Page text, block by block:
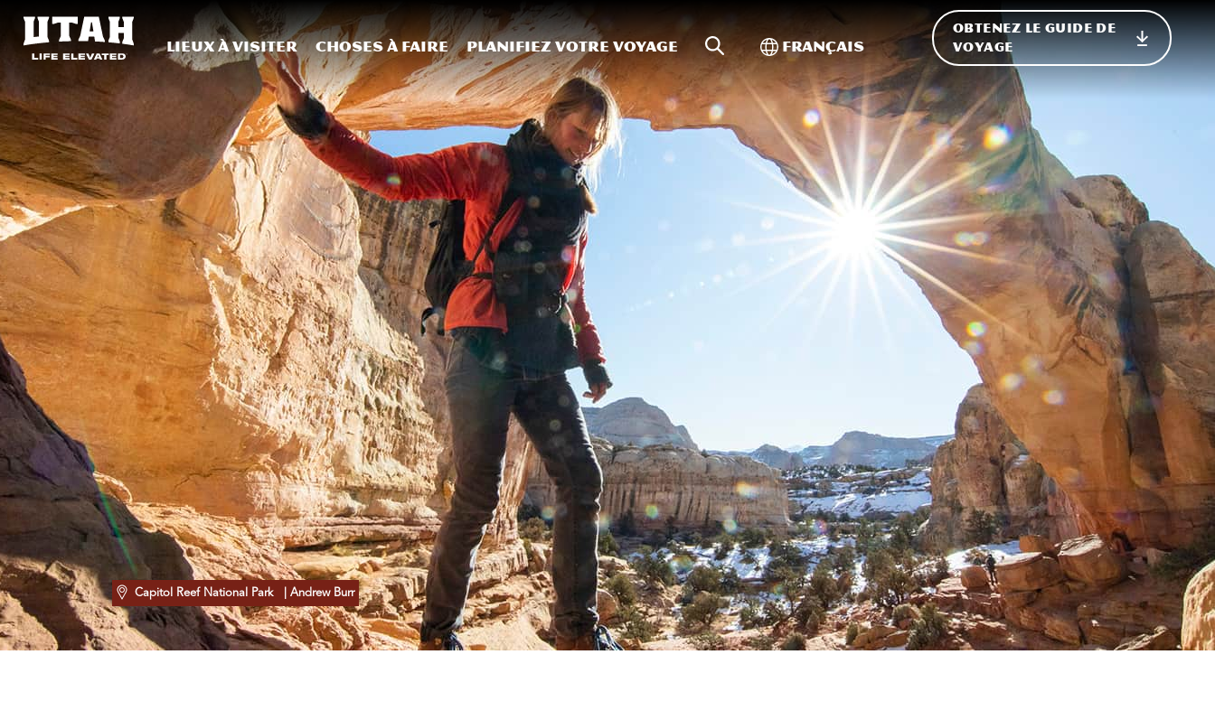
Skip to content
Lieux à visiter Choses à faire Planifiez votre voyage Recherche sur le site
Basculer vers l'international
Français
OBTENEZ LE GUIDE DE
VOYAGE
Capitol Reef National Park | Andrew Burr